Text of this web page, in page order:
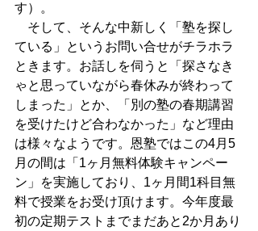
す）。
そして、そんな中新しく「塾を探し
ている」というお問い合せがチラホラ
ときます。お話しを伺うと「探さなき
ゃと思っていながら春休みが終わって
しまった」とか、「別の塾の春期講習
を受けたけど合わなかった」など理由
は様々なようです。恩塾ではこの4月5
月の間は「1ヶ月無料体験キャンペー
ン」を実施しており、1ヶ月間1科目無
料で授業をお受け頂けます。今年度最
初の定期テストまでまだあと2か月あり